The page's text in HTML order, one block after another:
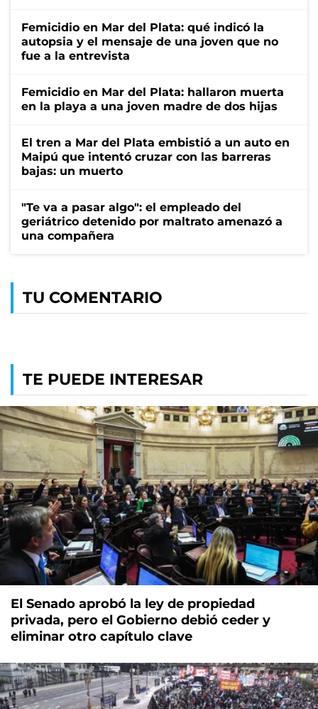
Femicidio en Mar del Plata: qué indicó la
autopsia y el mensaje de una joven que no
fue a la entrevista
Femicidio en Mar del Plata: hallaron muerta
en la playa a una joven madre de dos hijas
El tren a Mar del Plata embistió a un auto en
Maipú que intentó cruzar con las barreras
bajas: un muerto
"Te va a pasar algo": el empleado del
geriátrico detenido por maltrato amenazó a
una compañera
TU COMENTARIO
TE PUEDE INTERESAR
El Senado aprobó la ley de propiedad
privada, pero el Gobierno debió ceder y
eliminar otro capítulo clave